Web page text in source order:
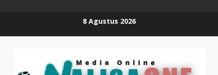
8 Agustus 2026